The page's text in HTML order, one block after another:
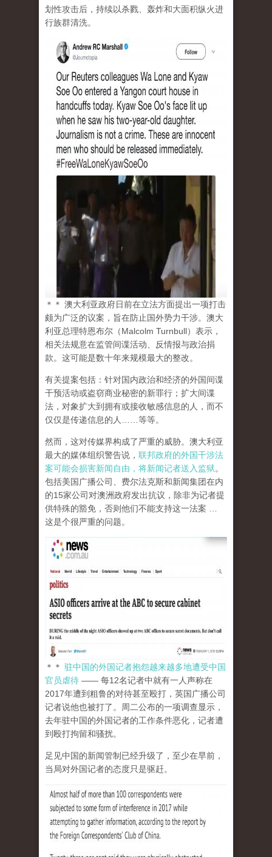
划性攻击后，持续以杀戮、轰炸和大面积纵火进
行族群清洗。
＊＊ 澳大利亚政府日前在立法方面提出一项打击
颇为广泛的议案，旨在防止国外势力干涉。澳大
利亚总理特恩布尔（Malcolm Turnbull）表示，
相关法规意在监管间谍活动、反情报与政治捐
款。这可能是数十年来规模最大的整改。
有关提案包括：针对国内政治和经济的外国间谍
干预活动或盗窃商业秘密的新罪行；扩大间谍
法，对象扩大到拥有或接收敏感信息的人，而不
仅仅是传递信息的人……等等。
然而，这对传媒界构成了严重的威胁。澳大利亚
最大的媒体组织警告说， 联邦政府的外国干涉法
案可能会损害新闻自由，将新闻记者送入监狱。
包括美国广播公司、费尔法克斯和新闻集团在内
的15家公司对澳洲政府发出抗议，除非为记者提
供特殊的豁免，否则他们不能支持这一法案 …
这是个很严重的问题。
＊＊ 驻中国的外国记者抱怨越来越多地遭受中国
官员虐待 —— 每12名记者中就有一人声称在
2017年遭到粗鲁的对待甚至殴打，英国广播公司
记者说他也被打了。周二公布的一项调查显示，
去年驻中国的外国记者的工作条件恶化，记者遭
到殴打拘留和骚扰。
足见中国的新闻管制已经升级了，至少在早前，
当局对外国记者的态度只是驱赶。